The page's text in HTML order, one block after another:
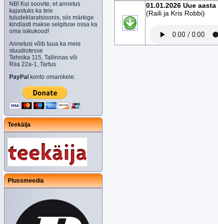
NB! Kui soovite, et annetus
kajastuks ka teie
tuludeklaratsioonis, siis märkige
kindlasti makse selgituse ossa ka
oma isikukood!
Annetusi võib tuua ka meie
stuudiotesse
Tehnika 115, Tallinnas või
Riia 22a-1, Tartus
PayPal konto omanikele:
Teekäija
Plussmeedia
01.01.2026 Uue
(Raili ja Kris Robbi)